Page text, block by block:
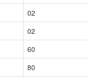
02
02
60
80